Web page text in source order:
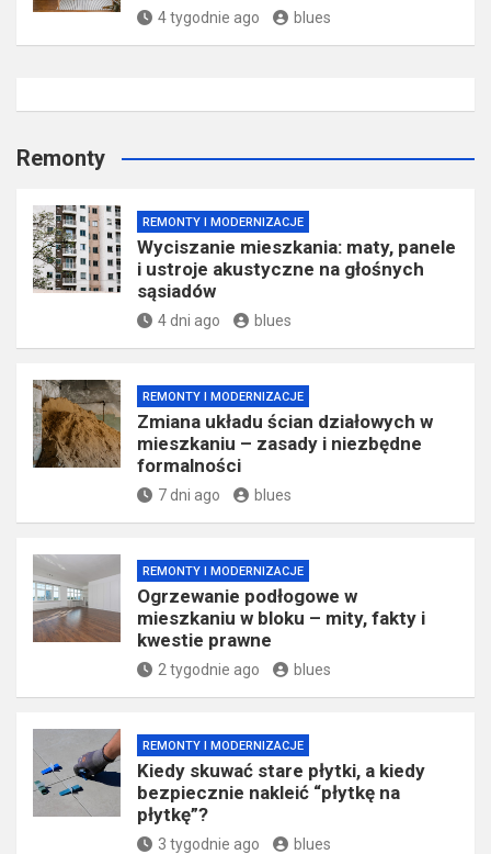
4 tygodnie ago blues
Remonty
REMONTY I MODERNIZACJE
Wyciszanie mieszkania: maty, panele
i ustroje akustyczne na głośnych
sąsiadów
4 dni ago blues
REMONTY I MODERNIZACJE
Zmiana układu ścian działowych w
mieszkaniu – zasady i niezbędne
formalności
7 dni ago blues
REMONTY I MODERNIZACJE
Ogrzewanie podłogowe w
mieszkaniu w bloku – mity, fakty i
kwestie prawne
2 tygodnie ago blues
REMONTY I MODERNIZACJE
Kiedy skuwać stare płytki, a kiedy
bezpiecznie nakleić “płytkę na
płytkę”?
3 tygodnie ago blues